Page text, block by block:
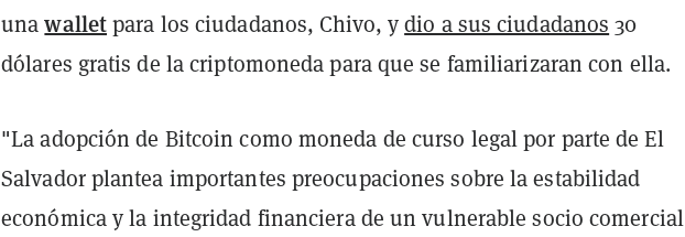
unawalletpara los ciudadanos, Chivo, ydio a sus ciudadanos 30
dólares gratis de la criptomoneda para que se familiarizaran con ella.
"La adopción de Bitcoin como moneda de curso legal por parte de El
Salvador plantea importantes preocupaciones sobre la estabilidad
económica y la integridad financiera de un vulnerable socio comercial